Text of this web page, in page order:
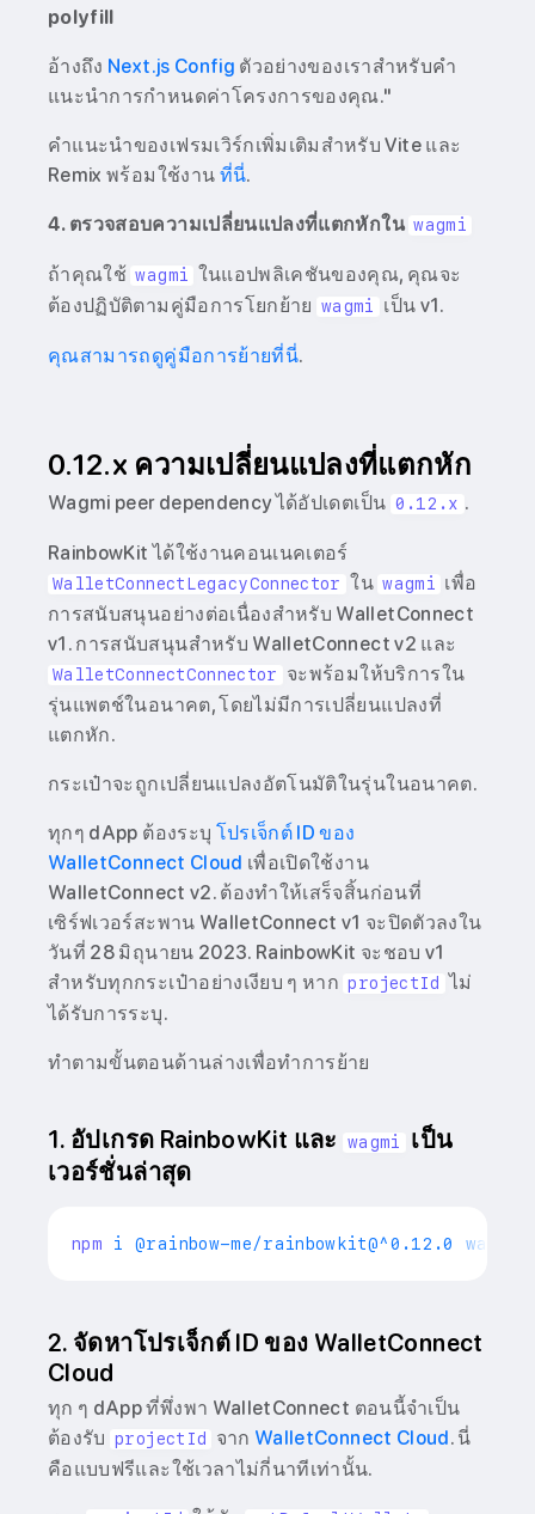
polyfill
อ้างถึง Next.js Config ตัวอย่างของเราสำหรับคำ
แนะนำการกำหนดค่าโครงการของคุณ."
คำแนะนำของเฟรมเวิร์กเพิ่มเติมสำหรับ Vite และ
Remix พร้อมใช้งาน ที่นี่.
4. ตรวจสอบความเปลี่ยนแปลงที่แตกหักใน wagmi
ถ้าคุณใช้ wagmi
ในแอปพลิเคชันของคุณ, คุณจะ
ต้องปฏิบัติตามคู่มือการโยกย้าย wagmi เป็น v1.
คุณสามารถดูคู่มือการย้ายที่นี่.
0.12.x ความเปลี่ยนแปลงที่แตกหัก
Wagmi peer dependency ได้อัปเดตเป็น 0.12.x .
RainbowKit ได้ใช้งานคอนเนคเตอร์
WalletConnectLegacyConnector ใน wagmi
เพื่อ
การสนับสนุนอย่างต่อเนื่องสำหรับ WalletConnect
v1. การสนับสนุนสำหรับ WalletConnect v2 และ
WalletConnectConnector
จะพร้อมให้บริการใน
รุ่นแพตช์ในอนาคต, โดยไม่มีการเปลี่ยนแปลงที่
แตกหัก.
กระเป๋าจะถูกเปลี่ยนแปลงอัตโนมัติในรุ่นในอนาคต.
ทุกๆ dApp ต้องระบุ โปรเจ็กต์ ID ของ
WalletConnect Cloud เพื่อเปิดใช้งาน
WalletConnect v2. ต้องทำให้เสร็จสิ้นก่อนที่
เซิร์ฟเวอร์สะพาน WalletConnect v1 จะปิดตัวลงใน
วันที่ 28 มิถุนายน 2023. RainbowKit จะชอบ v1
สำหรับทุกกระเป๋าอย่างเงียบ ๆ หาก projectId ไม่
ได้รับการระบุ.
ทำตามขั้นตอนด้านล่างเพื่อทำการย้าย
1. อัปเกรด RainbowKit และ wagmi
เป็น
เวอร์ชั่นล่าสุด
npm
2. จัดหาโปรเจ็กต์ ID ของ WalletConnect
Cloud
ทุก ๆ dApp ที่พึ่งพา WalletConnect ตอนนี้จำเป็น
ต้องรับ projectId จาก WalletConnect Cloud. นี่
คือแบบฟรีและใช้เวลาไม่กี่นาทีเท่านั้น.